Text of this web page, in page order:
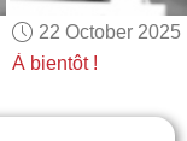
22 October 2025
À bientôt !